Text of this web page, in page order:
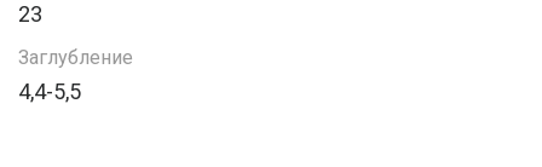
23
Заглубление
4,4-5,5